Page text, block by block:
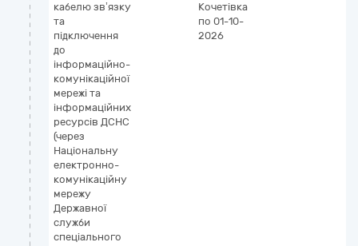
кабелю зв’язку
та
підключення
до
інформаційно-
комунікаційної
мережі та
інформаційних
ресурсів ДСНС
(через
Національну
електронно-
комунікаційну
мережу
Державної
служби
спеціального
Кочетівка
по 01-10-
2026